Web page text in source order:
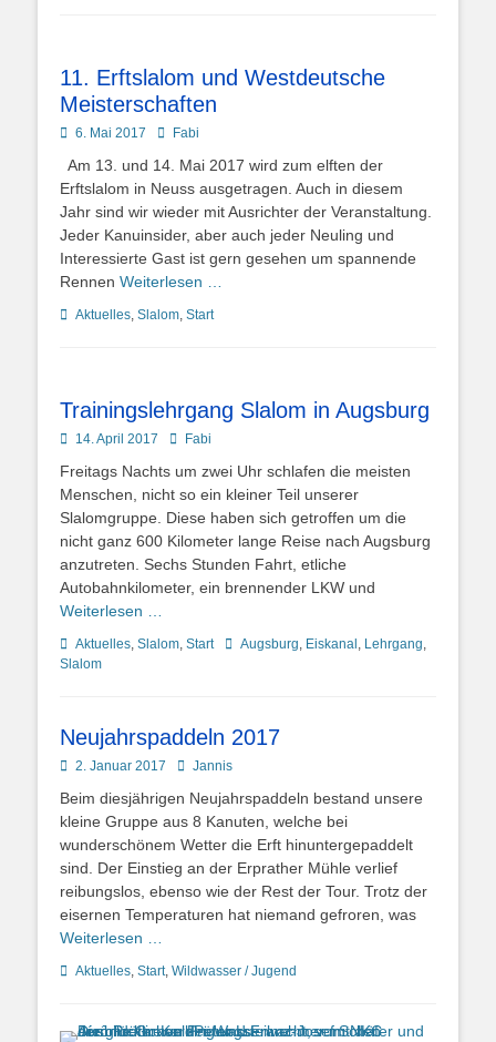
11. Erftslalom und Westdeutsche
Meisterschaften
Posted
6. Mai 2017 AutorFabi
Am 13. und 14. Mai 2017 wird zum elften der
Erftslalom in Neuss ausgetragen. Auch in diesem
Jahr sind wir wieder mit Ausrichter der Veranstaltung.
Jeder Kanuinsider, aber auch jeder Neuling und
Interessierte Gast ist gern gesehen um spannende
Rennen Weiterlesen …
Kategorien
Aktuelles, Slalom, Start
Trainingslehrgang Slalom in Augsburg
Posted
14. April 2017 AutorFabi
Freitags Nachts um zwei Uhr schlafen die meisten
Menschen, nicht so ein kleiner Teil unserer
Slalomgruppe. Diese haben sich getroffen um die
nicht ganz 600 Kilometer lange Reise nach Augsburg
anzutreten. Sechs Stunden Fahrt, etliche
Autobahnkilometer, ein brennender LKW und
Weiterlesen …
Kategorien
Aktuelles, Slalom, Start Schlagworte
Augsburg, Eiskanal , Lehrgang,
Slalom
Neujahrspaddeln 2017
Posted
2. Januar 2017 AutorJannis
Beim diesjährigen Neujahrspaddeln bestand unsere
kleine Gruppe aus 8 Kanuten, welche bei
wunderschönem Wetter die Erft hinuntergepaddelt
sind. Der Einstieg an der Erprather Mühle verlief
reibungslos, ebenso wie der Rest der Tour. Trotz der
eisernen Temperaturen hat niemand gefroren, was
Weiterlesen …
Kategorien
Aktuelles, Start, Wildwasser / Jugend